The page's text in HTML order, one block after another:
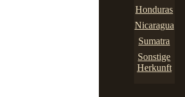
Honduras
Nicaragua
Sumatra
Sonstige
Herkunft